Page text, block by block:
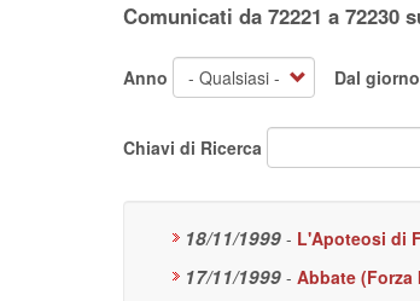
Comunicati da 72221 a 72230
Anno Dal giorno
Chiavi di Ricerca
18/11/1999 - L'Apoteosi di
17/11/1999 - Abbate (Forza